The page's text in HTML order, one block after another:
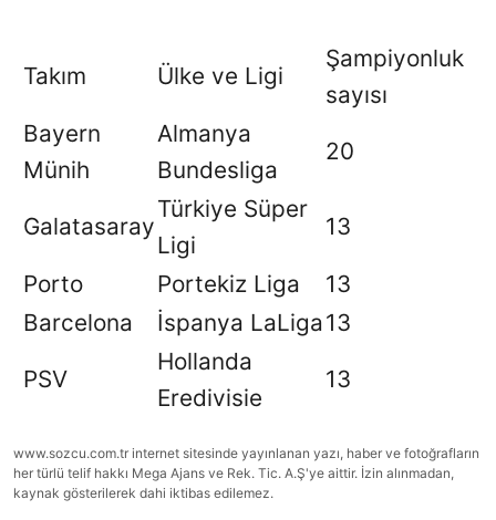
Takım Ülke ve Ligi
Şampiyonluk
sayısı
Bayern
Münih
Almanya
Bundesliga
20
Galatasaray
Türkiye Süper
Ligi
13
Porto Portekiz Liga
13
Barcelona
İspanya LaLiga13
PSV
Hollanda
Eredivisie
13
www.sozcu.com.tr internet sitesinde yayınlanan yazı, haber ve fotoğrafların
her türlü telif hakkı Mega Ajans ve Rek. Tic. A.Ş'ye aittir. İzin alınmadan,
kaynak gösterilerek dahi iktibas edilemez.